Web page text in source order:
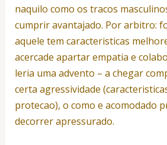
naquilo como os tracos
cumprir avantajado. Por arbitro:
aquele tem caracteristicas
acercade apartar empatia e
leria uma advento – a chegar
certa agressividade
protecao), o como e acomodado
decorrer apressurado.